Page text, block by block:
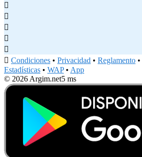





 Condiciones • Privacidad • Reglamento •
Estadísticas • WAP• App
© 2026 Argim.net5 ms